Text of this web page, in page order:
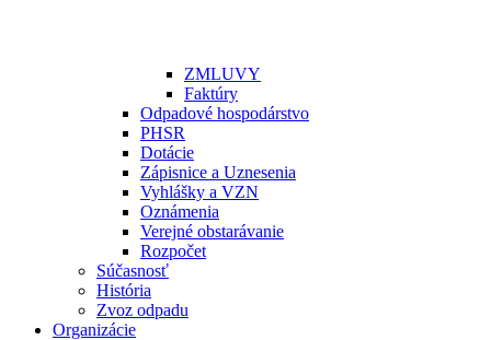
ZMLUVY
Faktúry
Odpadové hospodárstvo
PHSR
Dotácie
Zápisnice a Uznesenia
Vyhlášky a VZN
Oznámenia
Verejné obstarávanie
Rozpočet
Súčasnosť
História
Zvoz odpadu
Organizácie